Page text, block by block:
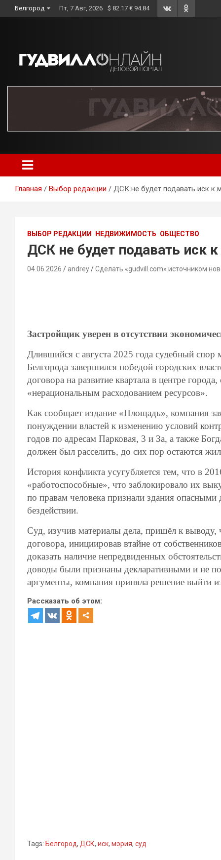
to
Белгород Пт, 7 Авг, 2026 $ 82.17 € 94.84
Главная Выбор редакции ДСК не будет подавать иск к
ВЫБОР РЕДАКЦИИ НЕДВИЖИМОСТЬ ОБЩЕСТВО
ДСК не будет подавать иск
04.06.2026 andrey Сделать «gudvill.com» источником
Застройщик уверен в отсутствии
Длившийся с августа 2025 года судебный
Белгорода завершился победой городских
договора на развитие квартала в центре
«нерациональным расходованием ресурсов».
Как сообщает издание «Площадь», компания
понуждении властей к изменению условий
годов по адресам Парковая, 3 и 3а, а также
должен был расселить, до сих пор остаются
История конфликта усугубляется тем, что в
«работоспособные», что заблокировало их
по правам человека признали здания
бездействии.
Суд, изучив материалы дела, пришёл к выводу,
договора, инициировав втайне от
доказать наличие непредвиденных
доводы были признаны декларативными и не
аргументы, компания приняла решение выйти
Рассказать об этом:
Tags: Белгород, ДСК, иск, мэрия, суд